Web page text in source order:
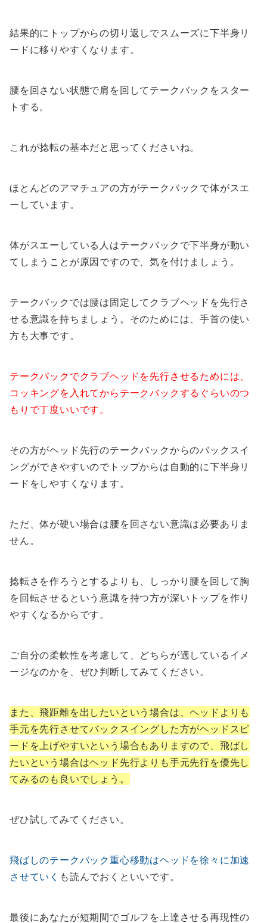
結果的にトップからの切り返しでスムーズに下半身リ
ードに移りやすくなります。
腰を回さない状態で肩を回してテークバックをスター
トする。
これが捻転の基本だと思ってくださいね。
ほとんどのアマチュアの方がテークバックで体がスエ
ーしています。
体がスエーしている人はテークバックで下半身が動い
てしまうことが原因ですので、気を付けましょう。
テークバックでは腰は固定してクラブヘッドを先行さ
せる意識を持ちましょう。そのためには、手首の使い
方も大事です。
テークバックでクラブヘッドを先行させるためには、
コッキングを入れてからテークバックするぐらいのつ
もりで丁度いいです。
その方がヘッド先行のテークバックからのバックスイ
ングができやすいのでトップからは自動的に下半身リ
ードをしやすくなります。
ただ、体が硬い場合は腰を回さない意識は必要ありま
せん。
捻転さを作ろうとするよりも、しっかり腰を回して胸
を回転させるという意識を持つ方が深いトップを作り
やすくなるからです。
ご自分の柔軟性を考慮して、どちらが適しているイメ
ージなのかを、ぜひ判断してみてください。
また、飛距離を出したいという場合は、ヘッドよりも
手元を先行させてバックスイングした方がヘッドスピ
ードを上げやすいという場合もありますので、飛ばし
たいという場合はヘッド先行よりも手元先行を優先し
てみるのも良いでしょう。
ぜひ試してみてください。
飛ばしのテークバック重心移動はヘッドを徐々に加速
させていく も読んでおくといいです。
最後にあなたが短期間でゴルフを上達させる再現性の